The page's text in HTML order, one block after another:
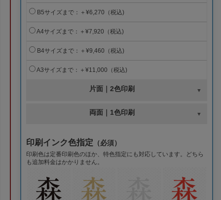
B5サイズまで：＋¥6,270（税込)
A4サイズまで：＋¥7,920（税込)
B4サイズまで：＋¥9,460（税込)
A3サイズまで：＋¥11,000（税込)
片面｜2色印刷
両面｜1色印刷
印刷インク色指定 （必須）
印刷色は定番印刷色のほか、特色指定にも対応しています。どちら
も追加料金はかかりません。